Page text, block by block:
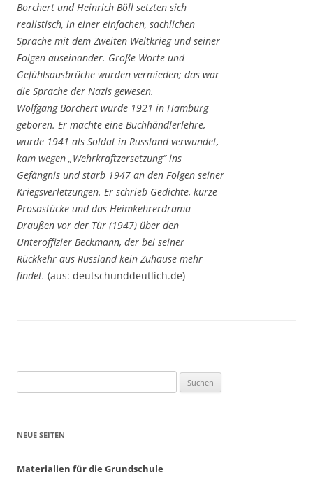
Borchert und Heinrich Böll setzten sich
realistisch, in einer einfachen, sachlichen
Sprache mit dem Zweiten Weltkrieg und seiner
Folgen auseinander. Große Worte und
Gefühlsausbrüche wurden vermieden; das war
die Sprache der Nazis gewesen.
Wolfgang Borchert wurde 1921 in Hamburg
geboren. Er machte eine Buchhändlerlehre,
wurde 1941 als Soldat in Russland verwundet,
kam wegen „Wehrkraftzersetzung“ ins
Gefängnis und starb 1947 an den Folgen seiner
Kriegsverletzungen. Er schrieb Gedichte, kurze
Prosastücke und das Heimkehrerdrama
Draußen vor der Tür (1947) über den
Unteroffizier Beckmann, der bei seiner
Rückkehr aus Russland kein Zuhause mehr
findet. (aus: deutschunddeutlich.de)
nach:
NEUE SEITEN
Materialien für die Grundschule